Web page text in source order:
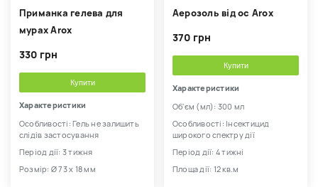
Приманка гелева для
мурах Arox
330 грн
Купити
Характеристики
Особливості: Гель не залишить
слідів застосування
Період дії: 3 тижня
Розмір: Ø 73 х 18 мм
Аерозоль від ос Arox
370 грн
Купити
Характеристики
Об'єм (мл): 300 мл
Особливості: Інсектицид
широкого спектру дії
Період дії: 4 тижні
Площа дії: 12 кв.м